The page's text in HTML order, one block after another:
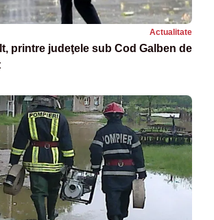
Actualitate
printre judeţele sub Cod Galben de